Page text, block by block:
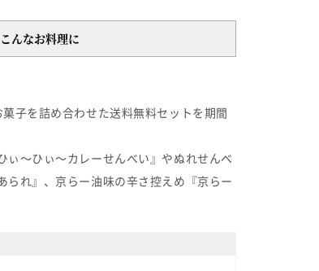
こんなお料理に
子を詰め合わせた送料無料セットを期間
ぃ～ひぃ～カレーせんべい』やぬれせんべ
られ』、京らー油味の辛さ控えめ『京らー